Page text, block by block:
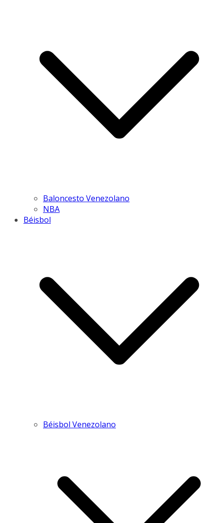
Baloncesto Venezolano
NBA
Béisbol
Béisbol Venezolano